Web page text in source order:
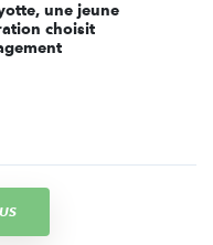
une jeune
choisit